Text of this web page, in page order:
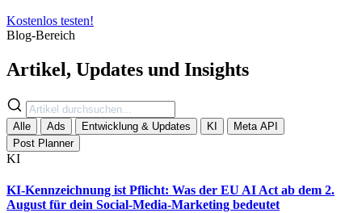
Kostenlos testen!
Blog-Bereich
Artikel, Updates und Insights
Alle Ads Entwicklung & Updates KI
Meta API
Post Planner
KI
KI-Kennzeichnung ist Pflicht: Was der EU AI Act ab dem 2.
August für dein Social-Media-Marketing bedeutet